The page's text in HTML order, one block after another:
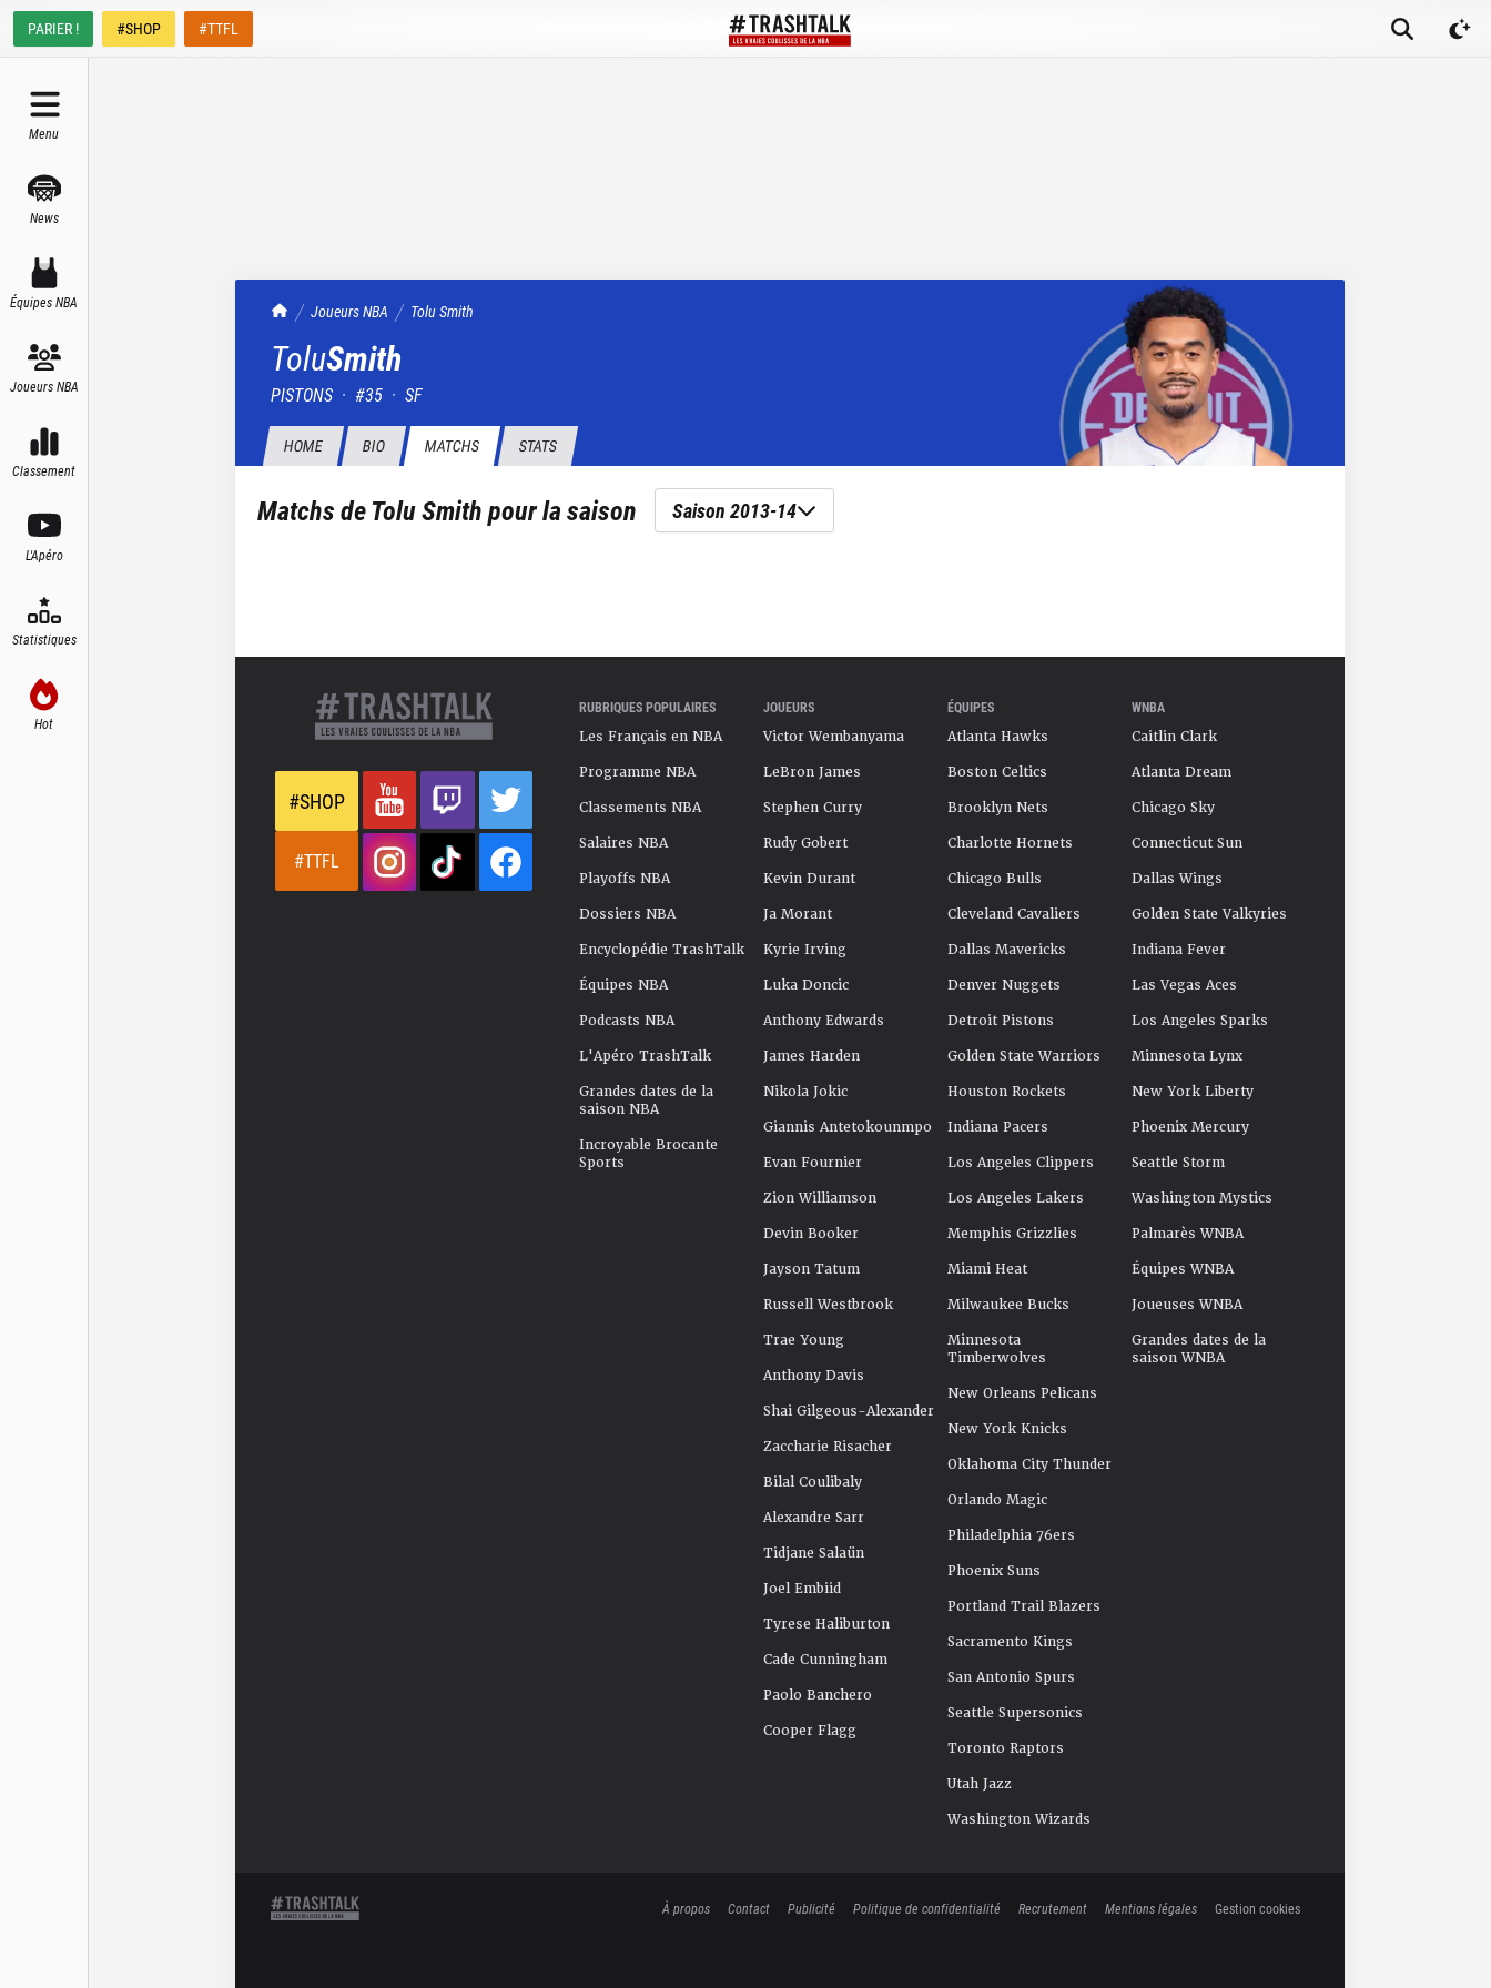
PARIER ! #SHOP #TTFL
Menu
News
Équipes NBA
Joueurs NBA
Classement
L'Apéro
Statistiques
Hot
TrashTalk Actu NBA
Joueurs NBA ToluSmith
ToluSmith
PISTONS · #35 · SF
HOME BIO MATCHS STATS
Matchs deTolu Smithpour la saison Saison 2013-14
#SHOP
#TTFL
RUBRIQUES POPULAIRES
Les Français en NBA
Programme NBA
Classements NBA
Salaires NBA
Playoffs NBA
Dossiers NBA
Encyclopédie TrashTalk
Équipes NBA
Podcasts NBA
L'Apéro TrashTalk
Grandes dates de la
saison NBA
Incroyable Brocante
Sports
JOUEURS
Victor Wembanyama
LeBron James
Stephen Curry
Rudy Gobert
Kevin Durant
Ja Morant
Kyrie Irving
Luka Doncic
Anthony Edwards
James Harden
Nikola Jokic
Giannis Antetokounmpo
Evan Fournier
Zion Williamson
Devin Booker
Jayson Tatum
Russell Westbrook
Trae Young
Anthony Davis
Shai Gilgeous-Alexander
Zaccharie Risacher
Bilal Coulibaly
Alexandre Sarr
Tidjane Salaün
Joel Embiid
Tyrese Haliburton
Cade Cunningham
Paolo Banchero
Cooper Flagg
ÉQUIPES
Atlanta Hawks
Boston Celtics
Brooklyn Nets
Charlotte Hornets
Chicago Bulls
Cleveland Cavaliers
Dallas Mavericks
Denver Nuggets
Detroit Pistons
Golden State Warriors
Houston Rockets
Indiana Pacers
Los Angeles Clippers
Los Angeles Lakers
Memphis Grizzlies
Miami Heat
Milwaukee Bucks
Minnesota
Timberwolves
New Orleans Pelicans
New York Knicks
Oklahoma City Thunder
Orlando Magic
Philadelphia 76ers
Phoenix Suns
Portland Trail Blazers
Sacramento Kings
San Antonio Spurs
Seattle Supersonics
Toronto Raptors
Utah Jazz
Washington Wizards
WNBA
Caitlin Clark
Atlanta Dream
Chicago Sky
Connecticut Sun
Dallas Wings
Golden State Valkyries
Indiana Fever
Las Vegas Aces
Los Angeles Sparks
Minnesota Lynx
New York Liberty
Phoenix Mercury
Seattle Storm
Washington Mystics
Palmarès WNBA
Équipes WNBA
Joueuses WNBA
Grandes dates de la
saison WNBA
À propos Contact Publicité Politique de confidentialité Recrutement Mentions légales Gestion cookies